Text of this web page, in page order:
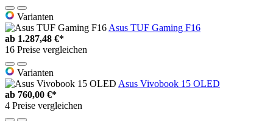
Varianten
Asus TUF Gaming F16
ab 1.287,48 €*
16 Preise vergleichen
Varianten
Asus Vivobook 15 OLED
ab 760,00 €*
4 Preise vergleichen